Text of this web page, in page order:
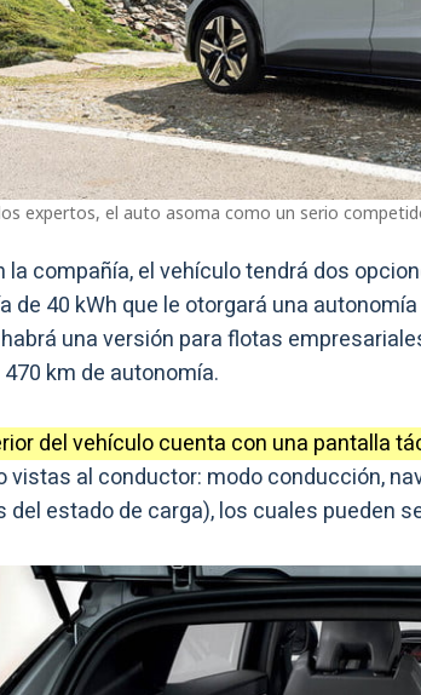
expertos, el auto asoma como un serio
la compañía, el vehículo tendrá dos
de 40 kWh que le otorgará una
una versión para flotas
km de autonomía.
del vehículo cuenta con una pantalla
vistas al conductor: modo conducción,
del estado de carga), los cuales pueden